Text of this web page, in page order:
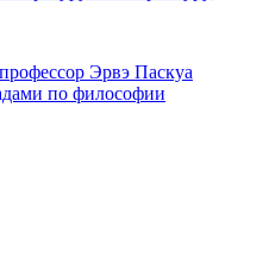
Эрвэ Паскуа
по философии